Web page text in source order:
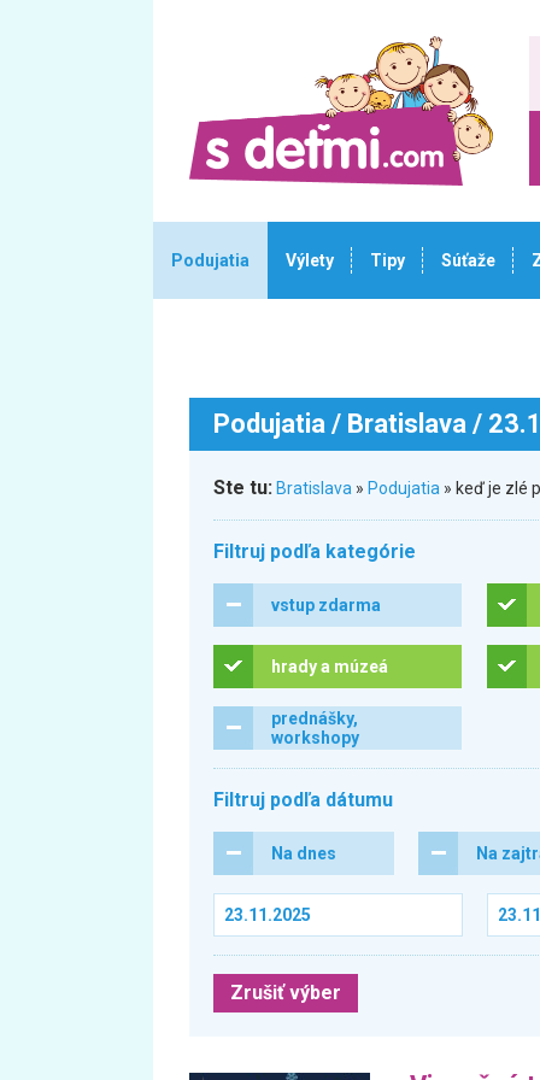
Podujatia Výlety Tipy Súťaže
Podujatia / Bratislava /
Ste tu: Bratislava » Podujatia » keď je zlé
Filtruj podľa kategórie
vstup zdarma
hrady a múzeá
prednášky,
workshopy
Filtruj podľa dátumu
Na dnes Na
Zrušiť výber